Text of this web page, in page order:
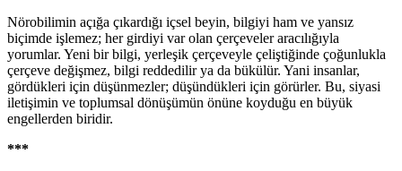
Nörobilimin açığa çıkardığı içsel beyin, bilgiyi ham ve yansız
biçimde işlemez; her girdiyi var olan çerçeveler aracılığıyla
yorumlar. Yeni bir bilgi, yerleşik çerçeveyle çeliştiğinde çoğunlukla
çerçeve değişmez, bilgi reddedilir ya da bükülür. Yani insanlar,
gördükleri için düşünmezler; düşündükleri için görürler. Bu, siyasi
iletişimin ve toplumsal dönüşümün önüne koyduğu en büyük
engellerden biridir.
***